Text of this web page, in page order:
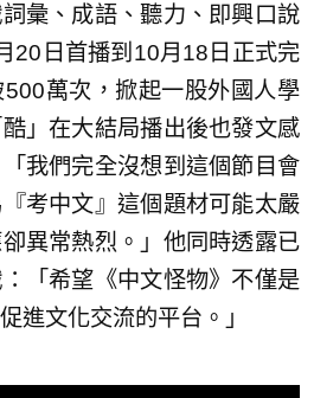
彙、成語、聽力、即興口說
20日首播到10月18日正式完
萬次，掀起一股外國人學
」在大結局播出後也發文感
我們完全沒想到這個節目會
考中文』這個題材可能太嚴
異常熱烈。」他同時透露已
「希望《中文怪物》不僅是
進文化交流的平台。」